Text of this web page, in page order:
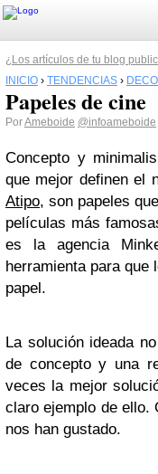
¿Los artículos de tu blog
INICIO › TENDENCIAS ›
Papeles de cine
PorAmeboide @infoameboide
Concepto y
que mejor definen el
Atipo, son papeles
películas más
es la agencia
herramienta para que
papel.
La solución ideada
de concepto y una
veces la mejor
claro ejemplo de ello.
nos han gustado.